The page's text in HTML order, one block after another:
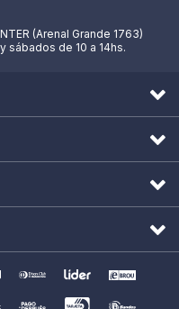
(Arenal Grande 1763)
sábados de 10 a 14hs.